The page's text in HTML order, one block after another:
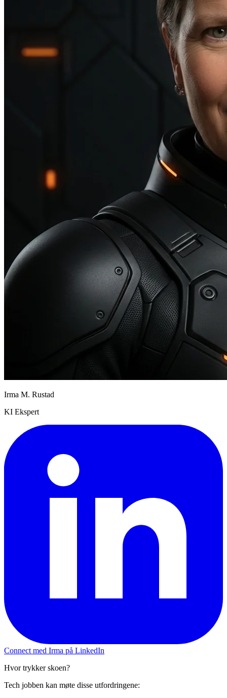
Irma M. Rustad
KI Ekspert
Connect med Irma på LinkedIn
Hvor trykker skoen?
Tech jobben kan møte disse utfordringene: